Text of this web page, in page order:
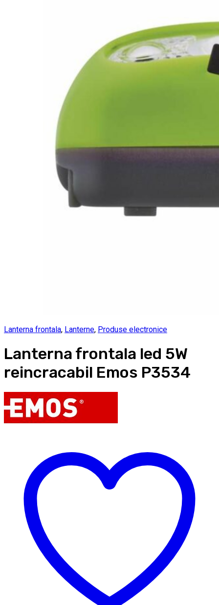
Lanterna frontala, Lanterne, Produse electronice
Lanterna frontala led 5W
reincracabil Emos P3534